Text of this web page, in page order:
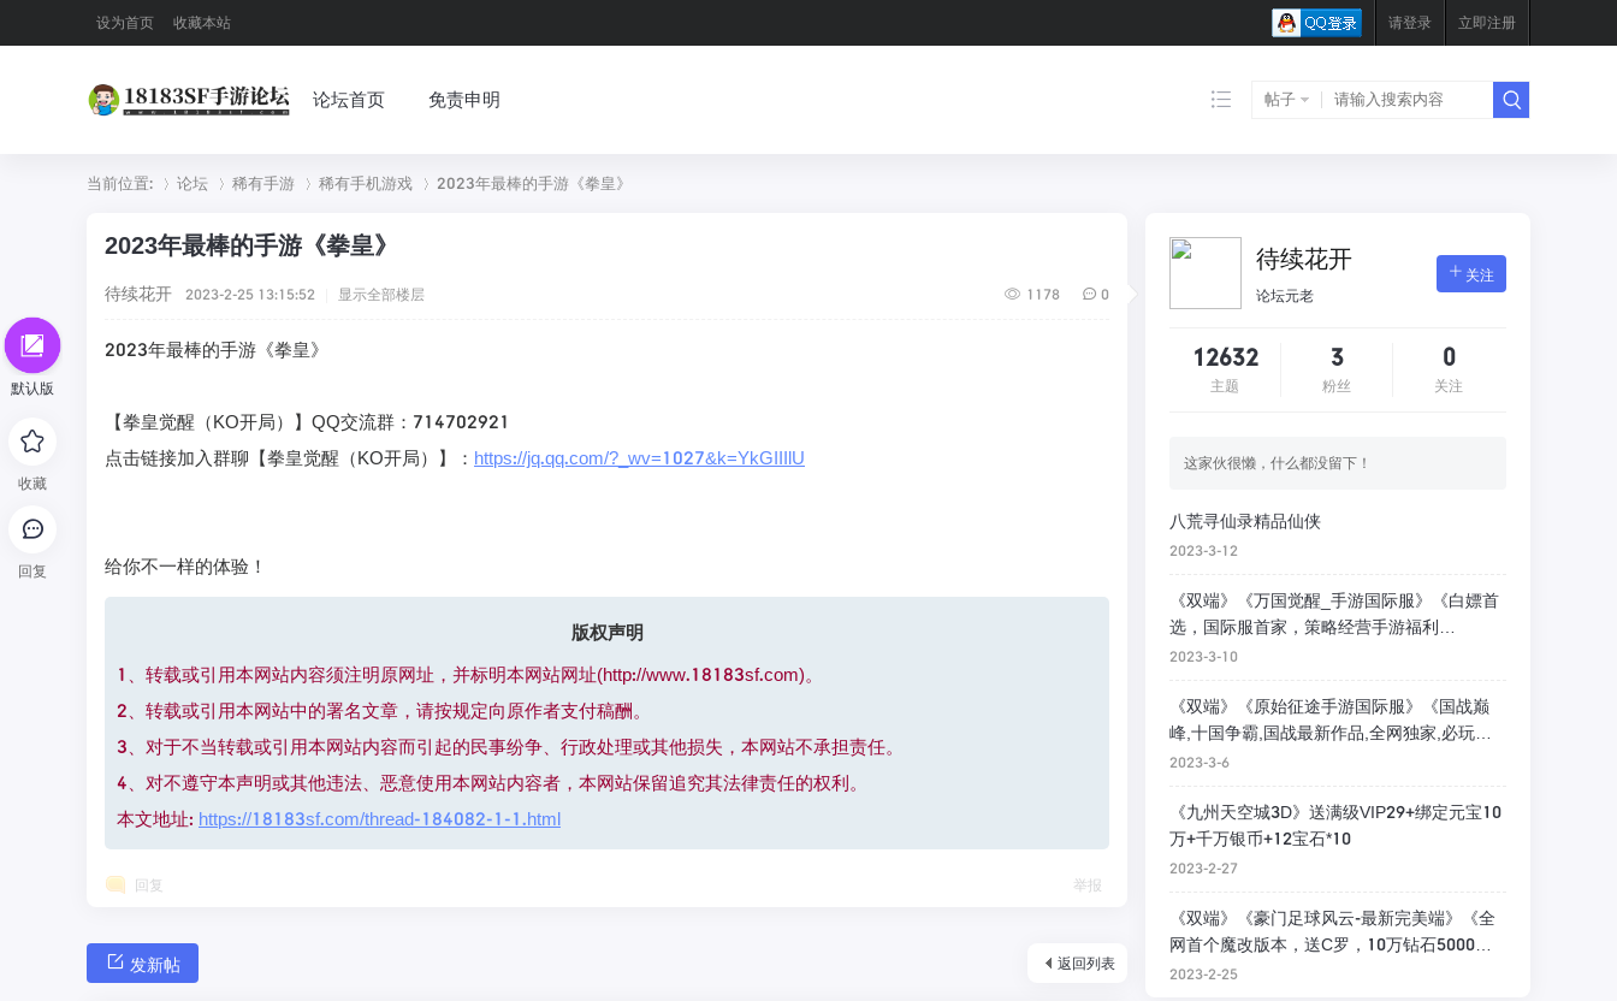
设为首页 收藏本站 请登录 立即注册
论坛首页 免责申明 帖子
当前位置:
»
论坛 稀有手游 稀有手机游戏
›
2023年最棒的手游《拳皇》
默认版
收藏
回复
2023年最棒的手游《拳皇》
1178 0
待续花开 2023-2-25 13:15:52 显示全部楼层
2023年最棒的手游《拳皇》
【拳皇觉醒（KO开局）】QQ交流群：714702921
点击链接加入群聊【拳皇觉醒（KO开局）】： https://jq.qq.com/?_wv=1027&k=YkGIIIlU
给你不一样的体验！
版权声明
1、转载或引用本网站内容须注明原网址，并标明本网站网址(http://www.18183sf.com)。
2、转载或引用本网站中的署名文章，请按规定向原作者支付稿酬。
3、对于不当转载或引用本网站内容而引起的民事纷争、行政处理或其他损失，本网站不承担责任。
4、对不遵守本声明或其他违法、恶意使用本网站内容者，本网站保留追究其法律责任的权利。
本文地址: https://18183sf.com/thread-184082-1-1.html
回复 举报
返回列表
发新帖
待续花开
论坛元老
关注
12632
主题
3
粉丝
0
关注
这家伙很懒，什么都没留下！
八荒寻仙录精品仙侠
2023-3-12
《双端》《万国觉醒_手游国际服》《白嫖首
选，国际服首家，策略经营手游福利
9999999》
2023-3-10
《双端》《原始征途手游国际服》《国战巅
峰,十国争霸,国战最新作品,全网独家,必玩
系》
2023-3-6
《九州天空城3D》送满级VIP29+绑定元宝10
万+千万银币+12宝石*10
2023-2-27
《双端》《豪门足球风云-最新完美端》《全
网首个魔改版本，送C罗，10万钻石5000万
欧》
2023-2-25